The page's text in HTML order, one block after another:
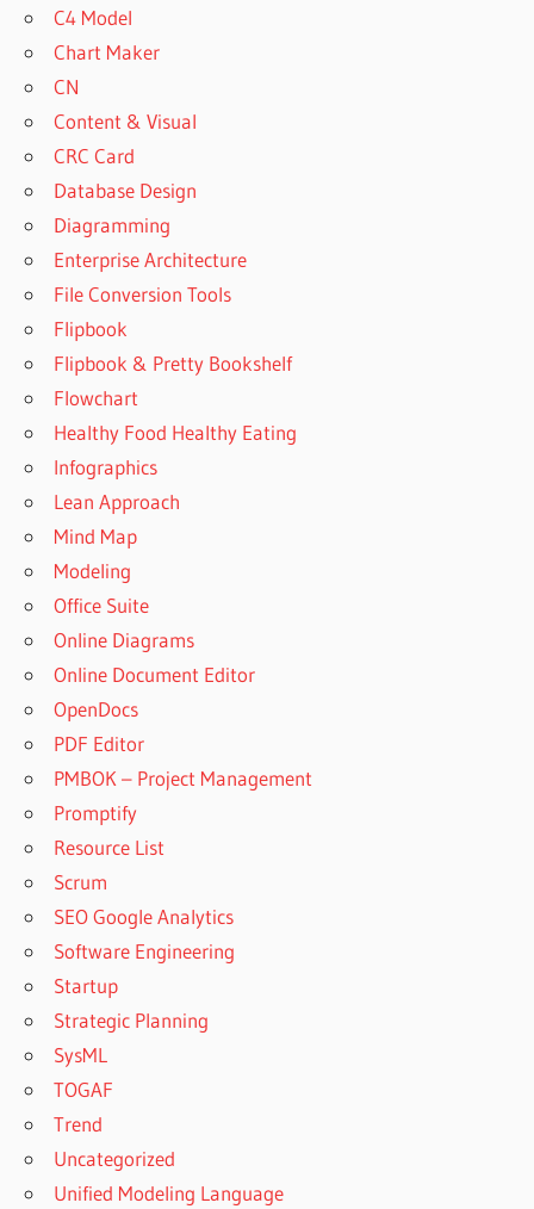
C4 Model
Chart Maker
CN
Content & Visual
CRC Card
Database Design
Diagramming
Enterprise Architecture
File Conversion Tools
Flipbook
Flipbook & Pretty Bookshelf
Flowchart
Healthy Food Healthy Eating
Infographics
Lean Approach
Mind Map
Modeling
Office Suite
Online Diagrams
Online Document Editor
OpenDocs
PDF Editor
PMBOK – Project Management
Promptify
Resource List
Scrum
SEO Google Analytics
Software Engineering
Startup
Strategic Planning
SysML
TOGAF
Trend
Uncategorized
Unified Modeling Language